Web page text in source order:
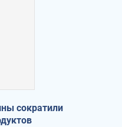
сократили